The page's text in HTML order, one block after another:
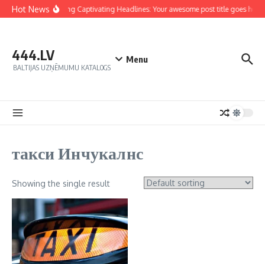
Hot NewsCrafting Captivating Headlines: Your awesome post title goes here
444.LV
BALTIJAS UZŅĒMUMU KATALOGS
Menu
такси Инчукалнс
Showing the single result